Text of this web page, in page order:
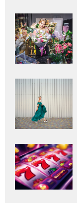
Adaugă
aici textul
pentru
subtitlu
Adaugă
aici textul
pentru
subtitlu
Adaugă
aici textul
pentru
subtitlu